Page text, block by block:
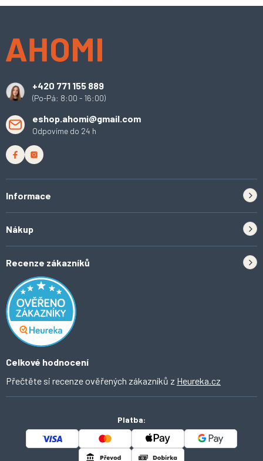
+420 771 155 889
(Po-Pá: 8:00 - 16:00)
eshop.ahomi@gmail.com
Odpovíme do 24 h
Informace
Tipy do kuchyně
Inspirace a trendy
Domácí vychytávky
O Ahomi
Nákup
Odstoupení od smlouvy
Obchodní podmínky
Ochrana osobních údajů
Recenze zákazníků
Celkové hodnocení
Přečtěte si recenze ověřených zákazníků z Heureka.cz
Platba: